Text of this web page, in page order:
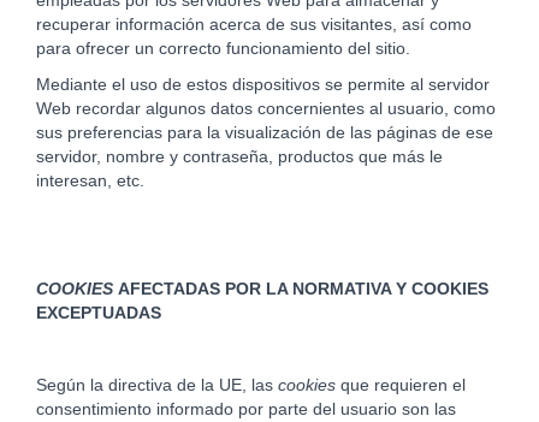
recuperar información acerca de sus visitantes, así como
para ofrecer un correcto funcionamiento del sitio.
Mediante el uso de estos dispositivos se permite al servidor
Web recordar algunos datos concernientes al usuario, como
sus preferencias para la visualización de las páginas de ese
servidor, nombre y contraseña, productos que más le
interesan, etc.
COOKIES AFECTADAS POR LA NORMATIVA Y COOKIES
EXCEPTUADAS
Según la directiva de la UE, las cookies que requieren el
consentimiento informado por parte del usuario son las